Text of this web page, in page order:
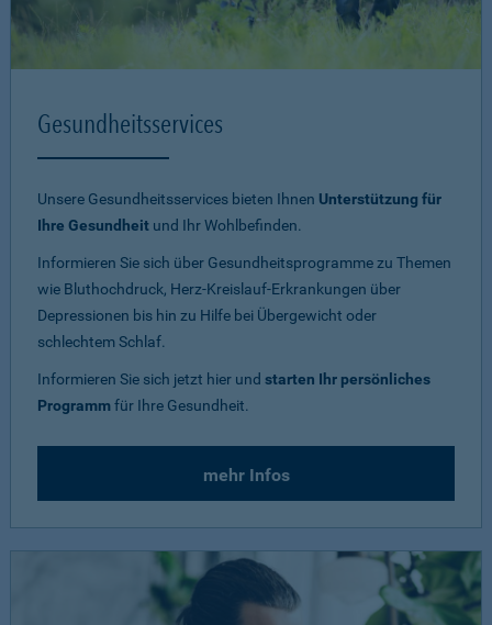
Gesundheitsservices
Unsere Gesundheitsservices bieten Ihnen Unterstützung für
Ihre Gesundheit und Ihr Wohlbefinden.
Informieren Sie sich über Gesundheitsprogramme zu Themen
wie Bluthochdruck, Herz-Kreislauf-Erkrankungen über
Depressionen bis hin zu Hilfe bei Übergewicht oder
schlechtem Schlaf.
Informieren Sie sich jetzt hier und starten Ihr persönliches
Programmfür Ihre Gesundheit.
mehr Infos